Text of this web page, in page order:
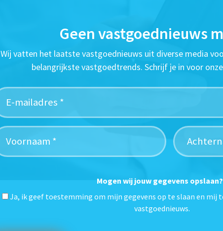
Geen vastgoednieuws
Wij vatten het laatste vastgoednieuws uit diverse media
belangrijkste vastgoedtrends. Schrijf je in voor
Mogen wij jouw gegevens opslaan?
Ja, ik geef toestemming om mijn gegevens op te slaan en
vastgoednieuws.